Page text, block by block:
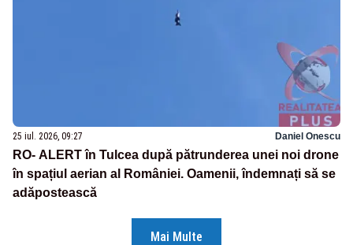
25 iul. 2026, 09:27 Daniel Onescu
RO- ALERT în Tulcea după pătrunderea unei noi drone
în spațiul aerian al României. Oamenii, îndemnați să se
adăpostească
Mai Multe